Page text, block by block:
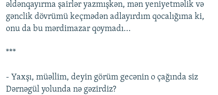
əldənqayırma şairlər yazmışkən, mən yeniyetməlik və
gənclik dövrümü keçmədən adlayırdım qocalığıma ki,
onu da bu mərdimazar qoymadı...
***
- Yaxşı, müəllim, deyin görüm gecənin o çağında siz
Dərnəgül yolunda nə gəzirdiz?